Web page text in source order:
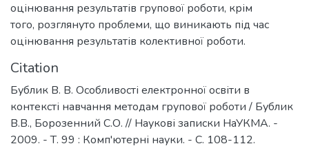
оцінювання результатів групової роботи, крім
того, розглянуто проблеми, що виникають під час
оцінювання результатів колективної роботи.
Citation
Бублик В. В. Особливості електронної освіти в
контексті навчання методам групової роботи / Бублик
В.В., Борозенний С.О. // Наукові записки НаУКМА. -
2009. - Т. 99 : Комп'ютерні науки. - С. 108-112.